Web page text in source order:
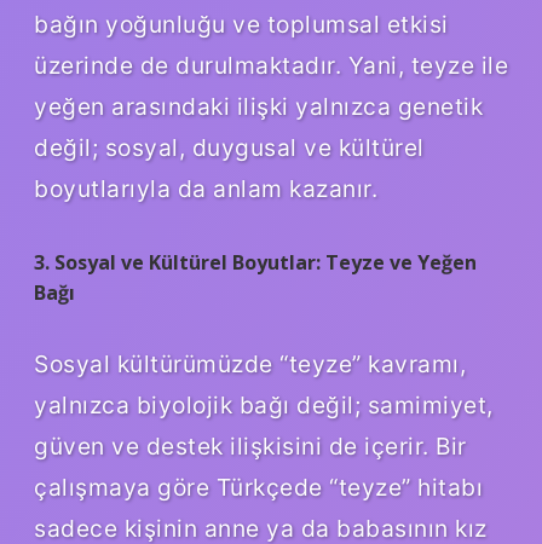
bağın yoğunluğu ve toplumsal etkisi
üzerinde de durulmaktadır. Yani, teyze ile
yeğen arasındaki ilişki yalnızca genetik
değil; sosyal, duygusal ve kültürel
boyutlarıyla da anlam kazanır.
3. Sosyal ve Kültürel Boyutlar: Teyze ve Yeğen
Bağı
Sosyal kültürümüzde “teyze” kavramı,
yalnızca biyolojik bağı değil; samimiyet,
güven ve destek ilişkisini de içerir. Bir
çalışmaya göre Türkçede “teyze” hitabı
sadece kişinin anne ya da babasının kız